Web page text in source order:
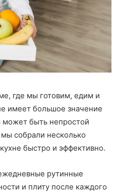
где мы готовим, едим и
имеет большое значение
может быть непростой
собрали несколько
быстро и эффективно.
рутинные
и плиту после каждого